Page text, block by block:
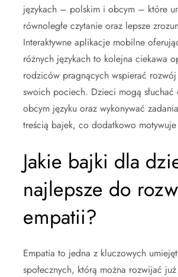
językach – polskim i obcym – które
równoległe czytanie oraz lepsze
Interaktywne aplikacje mobilne
różnych językach to kolejna ciekawa
rodziców pragnących wspierać
swoich pociech. Dzieci mogą
obcym języku oraz wykonywać
treścią bajek, co dodatkowo
Jakie bajki dla
najlepsze do
empatii?
Empatia to jedna z kluczowych
społecznych, którą można rozwijać